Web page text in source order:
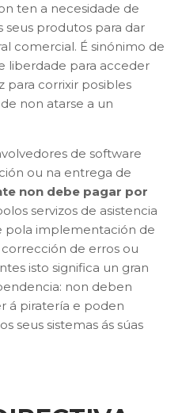
ten a necesidade de
produtos para dar
comercial. É sinónimo de
liberdade para acceder
para corrixir posibles
non atarse a un
de software
ou na entrega de
non debe pagar por
servizos de asistencia
pola implementación de
de erros ou
isto significa un gran
non deben
á piratería e poden
seus sistemas ás súas